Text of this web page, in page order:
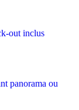
out inclus
panorama ou